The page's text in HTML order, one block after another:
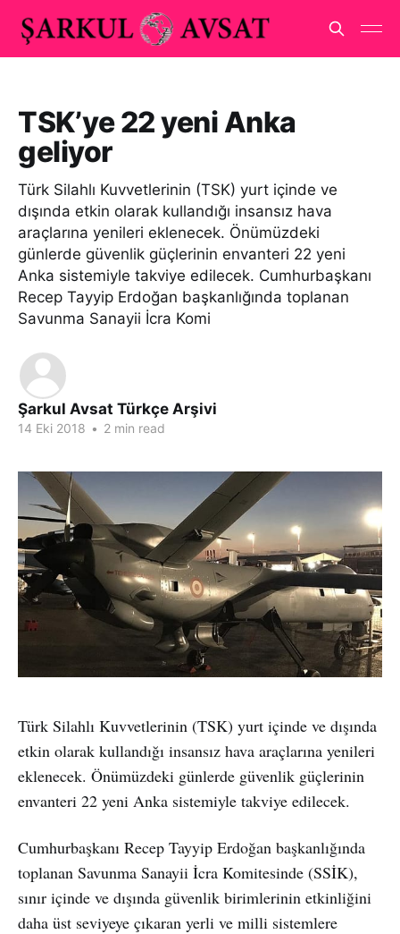
TSK’ye 22 yeni Anka
geliyor
Türk Silahlı Kuvvetlerinin (TSK) yurt içinde ve
dışında etkin olarak kullandığı insansız hava
araçlarına yenileri eklenecek. Önümüzdeki
günlerde güvenlik güçlerinin envanteri 22 yeni
Anka sistemiyle takviye edilecek. Cumhurbaşkanı
Recep Tayyip Erdoğan başkanlığında toplanan
Savunma Sanayii İcra Komi
Şarkul Avsat Türkçe Arşivi
14 Eki 2018 • 2 min read
Türk Silahlı Kuvvetlerinin (TSK) yurt içinde ve dışında
etkin olarak kullandığı insansız hava araçlarına yenileri
eklenecek. Önümüzdeki günlerde güvenlik güçlerinin
envanteri 22 yeni Anka sistemiyle takviye edilecek.
Cumhurbaşkanı Recep Tayyip Erdoğan başkanlığında
toplanan Savunma Sanayii İcra Komitesinde (SSİK),
sınır içinde ve dışında güvenlik birimlerinin etkinliğini
daha üst seviyeye çıkaran yerli ve milli sistemlere